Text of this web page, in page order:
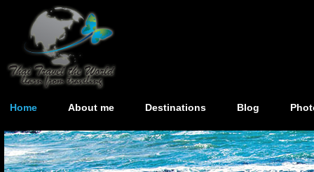
Home About me Destinations Blog